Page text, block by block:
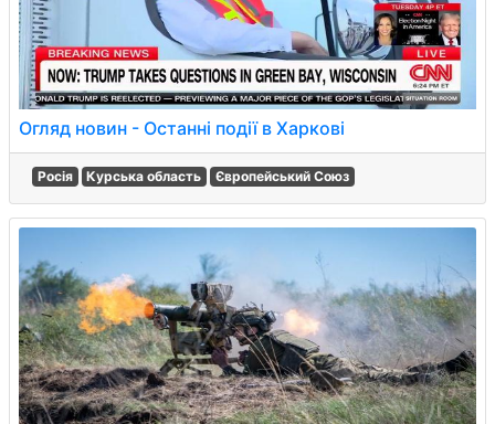
Огляд новин - Останні події в Харкові
Росія Курська область Європейський Союз